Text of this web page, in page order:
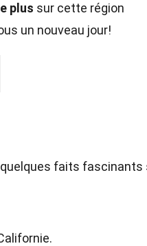
plus sur cette région
un nouveau jour!
quelques faits fascinants